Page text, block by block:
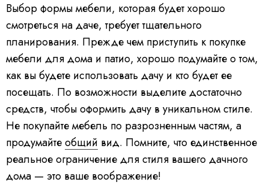
Выбор формы мебели, которая будет хорошо
смотреться на даче, требует тщательного
планирования. Прежде чем приступить к покупке
мебели для дома и патио, хорошо подумайте о том,
как вы будете использовать дачу и кто будет ее
посещать. По возможности выделите достаточно
средств, чтобы оформить дачу в уникальном стиле.
Не покупайте мебель по разрозненным частям, а
продумайтеобщий вид. Помните, что единственное
реальное ограничение для стиля вашего дачного
дома — это ваше воображение!